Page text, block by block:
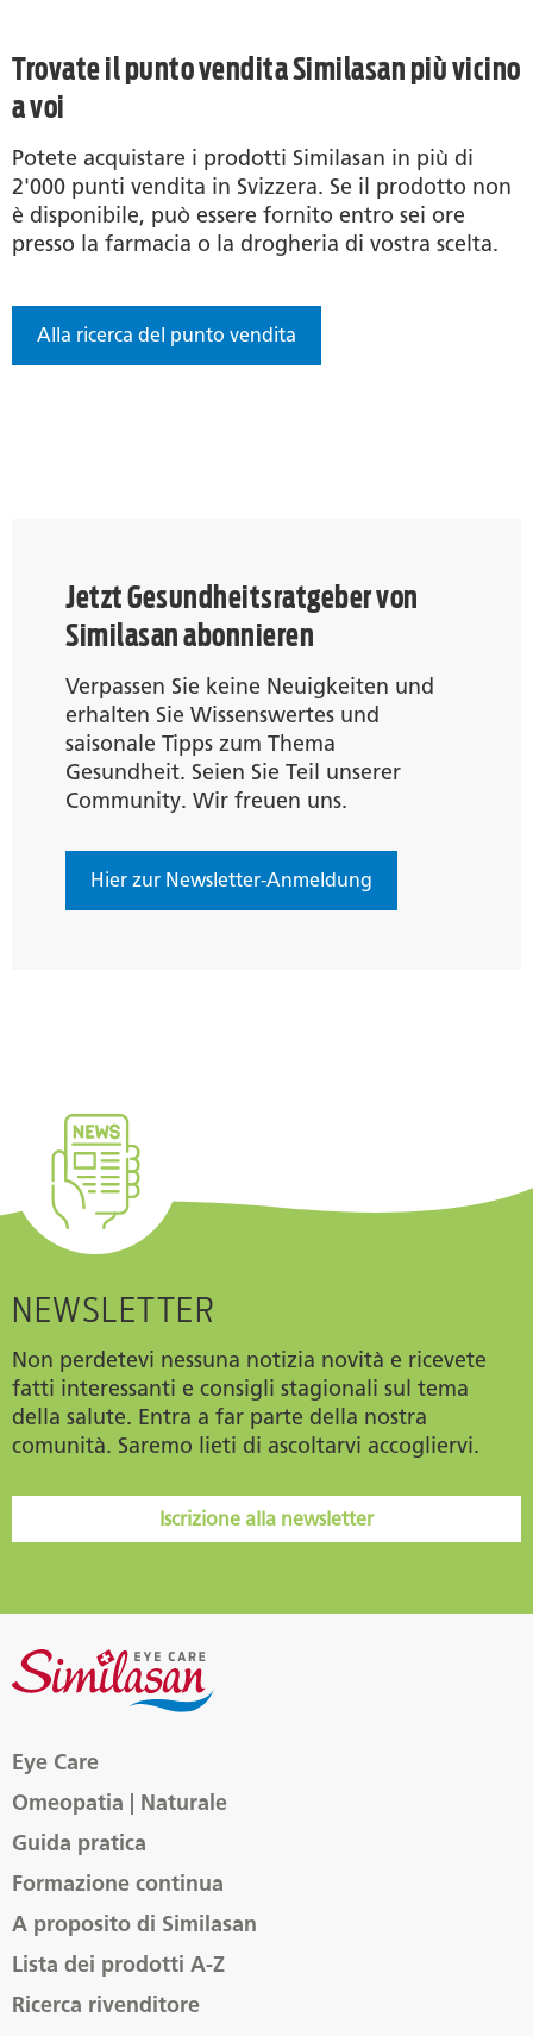
Trovate il punto vendita Similasan più vicino
a voi
Potete acquistare i prodotti Similasan in più di
2'000 punti vendita in Svizzera. Se il prodotto non
è disponibile, può essere fornito entro sei ore
presso la farmacia o la drogheria di vostra scelta.
Alla ricerca del punto vendita
Jetzt Gesundheitsratgeber von
Similasan abonnieren
Verpassen Sie keine Neuigkeiten und
erhalten Sie Wissenswertes und
saisonale Tipps zum Thema
Gesundheit. Seien Sie Teil unserer
Community. Wir freuen uns.
Hier zur Newsletter-Anmeldung
NEWSLETTER
Non perdetevi nessuna notizia novità e ricevete
fatti interessanti e consigli stagionali sul tema
della salute. Entra a far parte della nostra
comunità. Saremo lieti di ascoltarvi accogliervi.
Iscrizione alla newsletter
Eye Care
Omeopatia | Naturale
Guida pratica
Formazione continua
A proposito di Similasan
Lista dei prodotti A-Z
Ricerca rivenditore